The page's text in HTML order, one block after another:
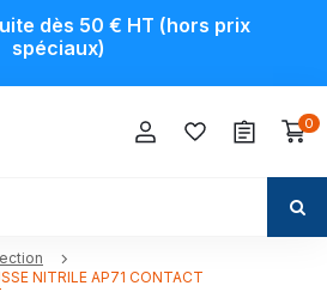
dès 50 € HT (hors prix
spéciaux)
0
NITRILE AP71 CONTACT